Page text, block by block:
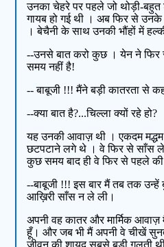
उनका चेहरे पर पहले जो थोड़ी-बहुत
गायब हो गई थी । अब फिर से
। बेचैनी के साथ उनकी भौंहों में
--उनसे बात करो कुछ । येन ने फिर
समय नहीं है!
-- बाबूजी !!! मैंने बड़ी कातरता से
--क्या बात है?...चिल्ला क्यों रहे हो?
यह उनकी आवाज़ थी । एकदम
छटपटाने लगे थे । वे फिर से साँस
कुछ समय बाद ही वे फिर से पहले की
--बाबूजी !!! इस बार मैं तब तक उन्हें
आख़िरी साँस न ले ली।
अपनी वह कातर और मार्मिक
हूँ। और जब भी मैं अपनी वे चीखें